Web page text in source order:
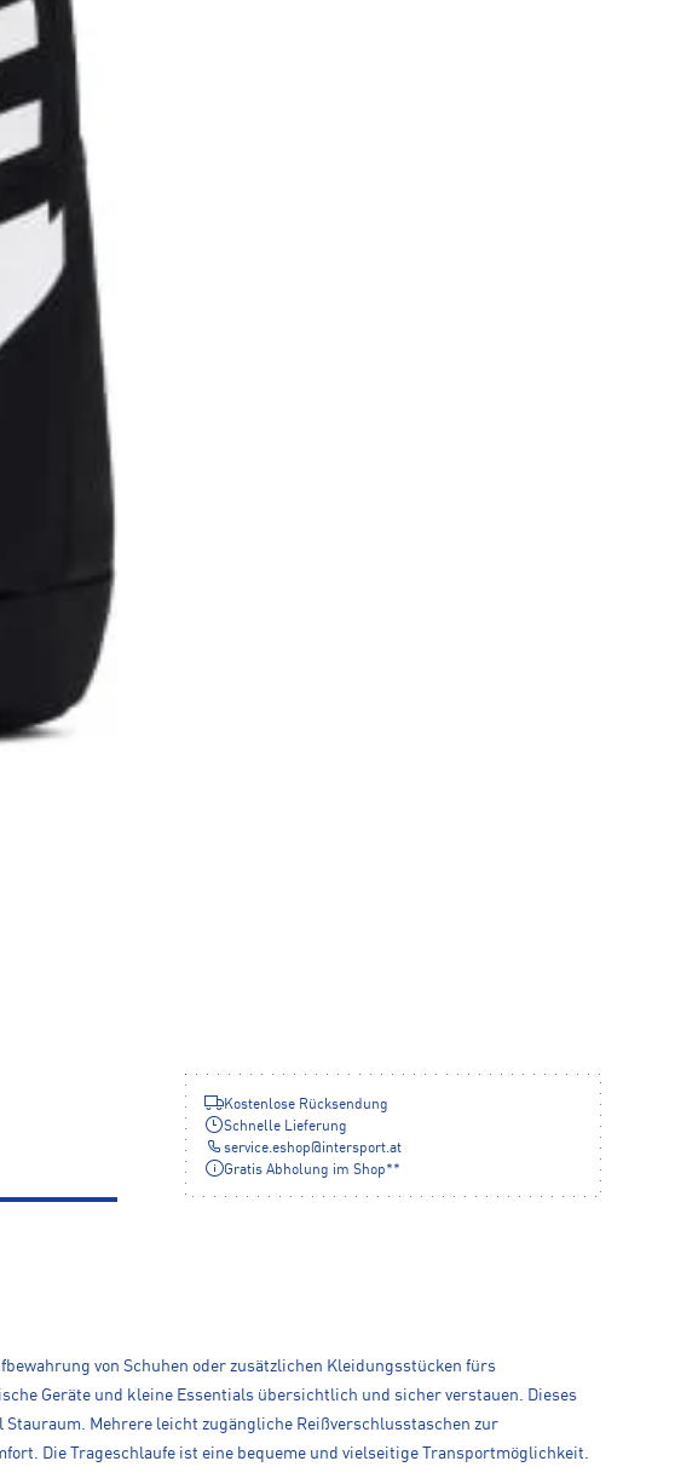
Kostenlose Rücksendung
Schnelle Lieferung
service.eshop@intersport.at
Gratis Abholung im Shop**
von Schuhen oder zusätzlichen Kleidungsstücken fürs
Geräte und kleine Essentials übersichtlich und sicher verstauen. Dieses
Mehrere leicht zugängliche Reißverschlusstaschen zur
Die Trageschlaufe ist eine bequeme und vielseitige Transportmöglichkeit.